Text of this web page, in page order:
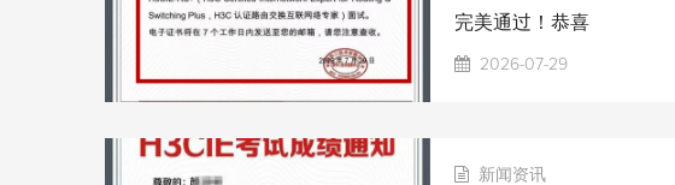
完美通过！恭喜
2026-07-29
新闻资讯